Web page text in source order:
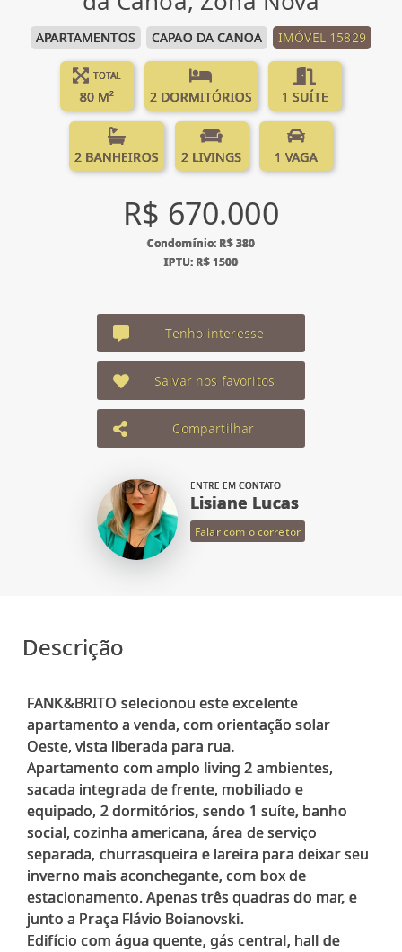
APARTAMENTOS CAPAO DA CANOA IMÓVEL 15829
TOTAL
80 M² 2 DORMITÓRIOS 1 SUÍTE
2 BANHEIROS 2 LIVINGS 1 VAGA
R$ 670.000
Condomínio: R$ 380
IPTU: R$ 1500
Tenho interesse
Salvar nos favoritos
Compartilhar
ENTRE EM CONTATO
Lisiane Lucas
Falar com o corretor
Descrição
FANK&BRITO selecionou este excelente
apartamento a venda, com orientação solar
Oeste, vista liberada para rua.
Apartamento com amplo living 2 ambientes,
sacada integrada de frente, mobiliado e
equipado, 2 dormitórios, sendo 1 suíte, banho
social, cozinha americana, área de serviço
separada, churrasqueira e lareira para deixar seu
inverno mais aconchegante, com box de
estacionamento. Apenas três quadras do mar, e
junto a Praça Flávio Boianovski.
Edifício com água quente, gás central, hall de